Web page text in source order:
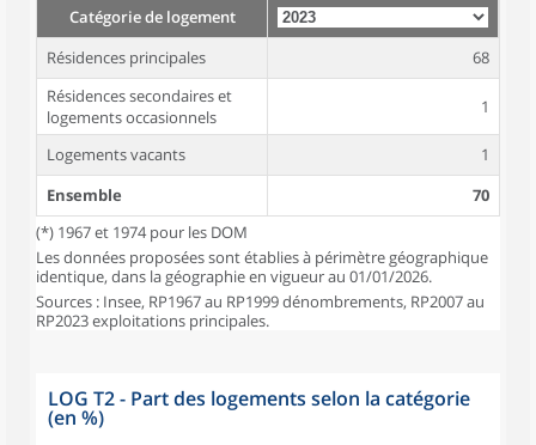
Catégorie de logement
Résidences principales
68
Résidences secondaires et
logements occasionnels
1
Logements vacants
1
Ensemble
70
(*) 1967 et 1974 pour les DOM
Les données proposées sont établies à périmètre géographique
identique, dans la géographie en vigueur au 01/01/2026.
Sources : Insee, RP1967 au RP1999 dénombrements, RP2007 au
RP2023 exploitations principales.
LOG T2 - Part des logements selon la catégorie
(en %)